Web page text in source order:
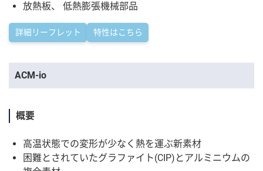
放熱板、 低熱膨張機械部品
詳細リーフレット 特性はこちら
ACM-io
概要
高温状態での変形が少なく熱を運ぶ新素材
困難とされていたグラファイト(CIP)とアルミニウムの